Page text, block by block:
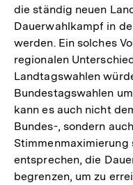
die ständig neuen
Dauerwahlkampf in
werden. Ein solches
regionalen
Landtagswahlen
Bundestagswahlen
kann es auch nicht
Bundes-, sondern
Stimmenmaximierung
entsprechen, die
begrenzen, um zu